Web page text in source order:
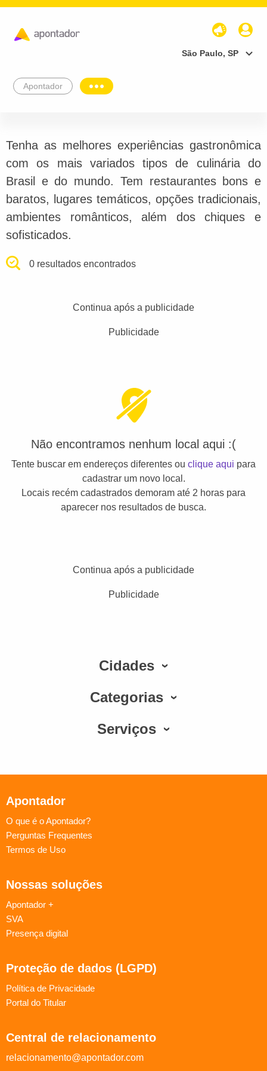
São Paulo, SP
Apontador
Tenha as melhores experiências gastronômica
com os mais variados tipos de culinária do
Brasil e do mundo. Tem restaurantes bons e
baratos, lugares temáticos, opções tradicionais,
ambientes românticos, além dos chiques e
sofisticados.
0 resultados encontrados
Continua após a publicidade
Publicidade
Não encontramos nenhum local aqui :(
Tente buscar em endereços diferentes ou clique aqui para
cadastrar um novo local.
Locais recém cadastrados demoram até 2 horas para
aparecer nos resultados de busca.
Continua após a publicidade
Publicidade
Cidades
Categorias
Serviços
Apontador
O que é o Apontador?
Perguntas Frequentes
Termos de Uso
Nossas soluções
Apontador +
SVA
Presença digital
Proteção de dados (LGPD)
Política de Privacidade
Portal do Titular
Central de relacionamento
relacionamento@apontador.com